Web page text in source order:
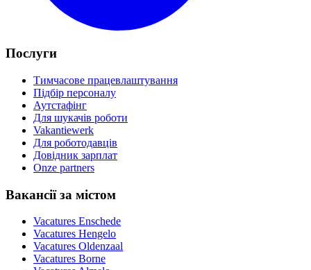
Послуги
Тимчасове працевлаштування
Підбір персоналу
Аутстафінг
Для шукачів роботи
Vakantiewerk
Для роботодавців
Довідник зарплат
Onze partners
Вакансії за містом
Vacatures Enschede
Vacatures Hengelo
Vacatures Oldenzaal
Vacatures Borne